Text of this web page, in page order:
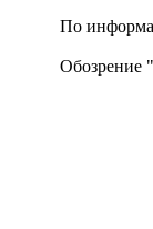
По
Обозрение "